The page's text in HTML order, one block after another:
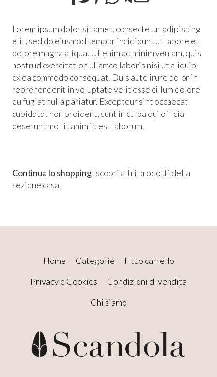
Lorem ipsum dolor sit amet, consectetur adipiscing
elit, sed do eiusmod tempor incididunt ut labore et
dolore magna aliqua. Ut enim ad minim veniam, quis
nostrud exercitation ullamco laboris nisi ut aliquip
ex ea commodo consequat. Duis aute irure dolor in
reprehenderit in voluptate velit esse cillum dolore
eu fugiat nulla pariatur. Excepteur sint occaecat
cupidatat non proident, sunt in culpa qui officia
deserunt mollit anim id est laborum.
Continua lo shopping! scopri altri prodotti della
sezione casa
Home Categorie
Il tuo carrello
Privacy e Cookies
Condizioni di vendita
Chi siamo